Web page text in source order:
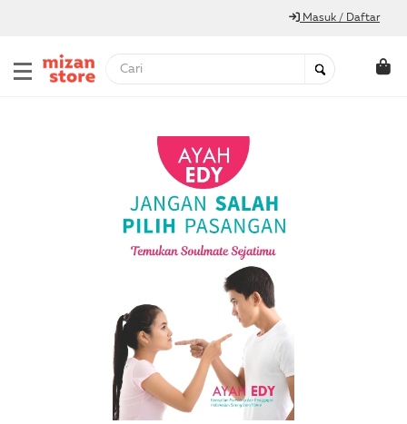
Masuk / Daftar